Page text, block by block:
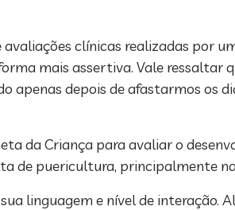
clínicas realizadas por
mais assertiva. Vale ressaltar
apenas depois de afastarmos os
da Criança para avaliar o
de puericultura, principalmente
linguagem e nível de interação.